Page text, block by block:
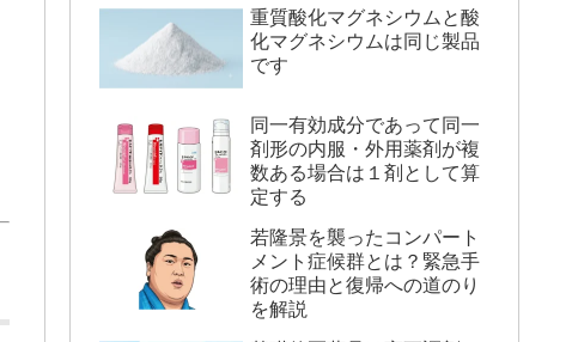
重質酸化マグネシウムと酸
化マグネシウムは同じ製品
です
同一有効成分であって同一
剤形の内服・外用薬剤が複
数ある場合は１剤として算
定する
若隆景を襲ったコンパート
メント症候群とは？緊急手
術の理由と復帰への道のり
を解説